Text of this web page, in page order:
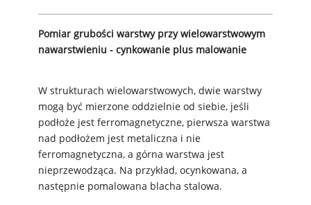
Pomiar grubości warstwy przy wielowarstwowym
nawarstwieniu - cynkowanie plus malowanie
W strukturach wielowarstwowych, dwie warstwy
mogą być mierzone oddzielnie od siebie, jeśli
podłoże jest ferromagnetyczne, pierwsza warstwa
nad podłożem jest metaliczna i nie
ferromagnetyczna, a górna warstwa jest
nieprzewodząca. Na przykład, ocynkowana, a
następnie pomalowana blacha stalowa.